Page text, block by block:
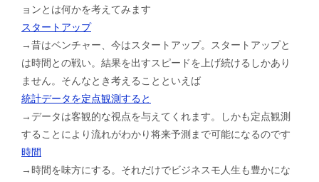
ョンとは何かを考えてみます
スタートアップ
→昔はベンチャー、今はスタートアップ。スタートアップと
は時間との戦い。結果を出すスピードを上げ続けるしかあり
ません。そんなとき考えることといえば
統計データを定点観測すると
→データは客観的な視点を与えてくれます。しかも定点観測
することにより流れがわかり将来予測まで可能になるのです
時間
→時間を味方にする。それだけでビジネスモ人生も豊かにな